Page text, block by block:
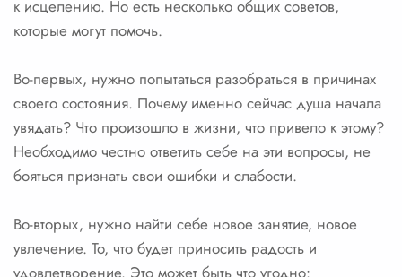
к исцелению. Но есть несколько общих советов,
которые могут помочь.
Во-первых, нужно попытаться разобраться в причинах
своего состояния. Почему именно сейчас душа начала
увядать? Что произошло в жизни, что привело к этому?
Необходимо честно ответить себе на эти вопросы, не
бояться признать свои ошибки и слабости.
Во-вторых, нужно найти себе новое занятие, новое
увлечение. То, что будет приносить радость и
удовлетворение. Это может быть что угодно: